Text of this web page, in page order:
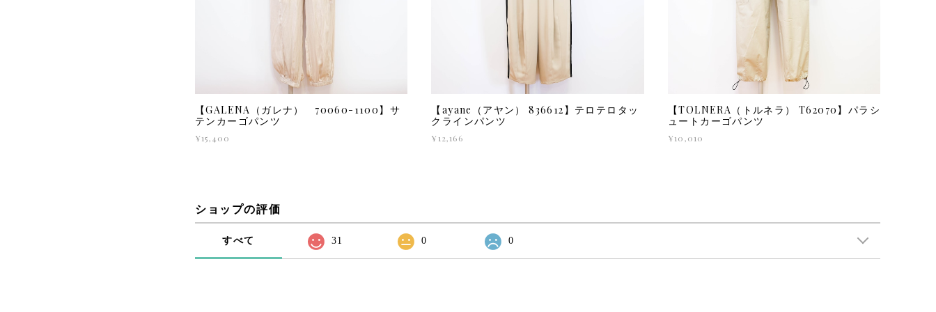
【GALENA（ガレナ） 70060-1100】サ
テンカーゴパンツ
¥15,400
【ayane（アヤン） 836612】テロテロタッ
クラインパンツ
¥12,166
【TOLNERA（トルネラ） T62070】パラシ
ュートカーゴパンツ
¥10,010
ショップの評価
すべて 31 0 0